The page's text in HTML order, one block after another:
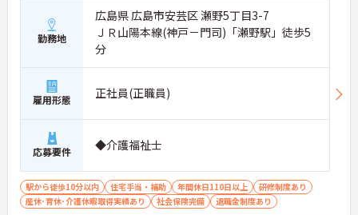
勤務地
広島県 広島市安芸区 瀬野5丁目3-7
ＪＲ山陽本線(神戸－門司)「瀬野駅」徒歩5
分
雇用形態 正社員(正職員)
応募要件 ◆介護福祉士
駅から徒歩10分以内 住宅手当・補助 年間休日110日以上
研修制度あり
産休･育休･介護休暇取得実績あり
社会保険完備 退職金制度あり